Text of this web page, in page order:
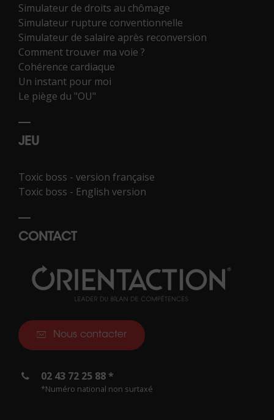
Simulateur de droits au chômage
Simulateur rupture conventionnelle
Simulateur de salaire après reconversion
Comment trouver ma voie ?
Cohérence cardiaque
Un instant pour moi
Le piège du "OU"
JEU
Toxic boss - version française
Toxic boss - English version
CONTACT
Nous contacter
02 43 72 25 88 *
*Numéro national non surtaxé